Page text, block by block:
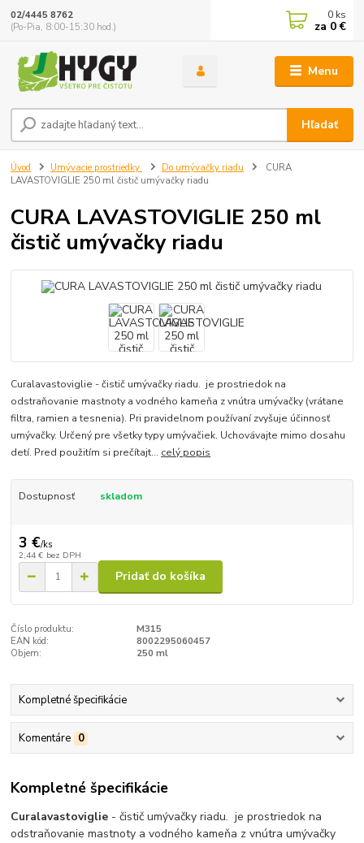
Menu
Hľadať
02/4445 8762
(Po-Pia, 8:00-15:30 hod.)
0 ks
za 0 €
Úvod Umývacie prostriedky Do umývačky riadu
CURA
LAVASTOVIGLIE 250 ml čistič umývačky riadu
CURA LAVASTOVIGLIE 250 ml
čistič umývačky riadu
Curalavastoviglie - čistič umývačky riadu. je prostriedok na
odstraňovanie mastnoty a vodného kameňa z vnútra umývačky (vrátane
filtra, ramien a tesnenia). Pri pravidelnom používaní zvyšuje účinnosť
umývačky. Určený pre všetky typy umývačiek. Uchovávajte mimo dosahu
detí. Pred použitím si prečítajt... celý popis
Dostupnosť skladom
3 €/ks
2,44 € bez DPH
Pridať do košíka
Číslo produktu:
M315
EAN kód:
8002295060457
Objem:
250 ml
Kompletné špecifikácie
Komentáre 0
Kompletné špecifikácie
Curalavastoviglie - čistič umývačky riadu. je prostriedok na
odstraňovanie mastnoty a vodného kameňa z vnútra umývačky